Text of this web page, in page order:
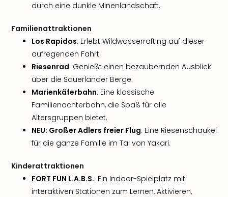
durch eine dunkle Minenlandschaft.
Familienattraktionen
Los Rapidos: Erlebt Wildwasserrafting auf dieser
aufregenden Fahrt.
Riesenrad: Genießt einen bezaubernden Ausblick
über die Sauerländer Berge.
Marienkäferbahn: Eine klassische
Familienachterbahn, die Spaß für alle
Altersgruppen bietet.
NEU: Großer Adlers freier Flug: Eine Riesenschaukel
für die ganze Familie im Tal von Yakari.
Kinderattraktionen
FORT FUN L.A.B.S.: Ein Indoor-Spielplatz mit
interaktiven Stationen zum Lernen, Aktivieren,